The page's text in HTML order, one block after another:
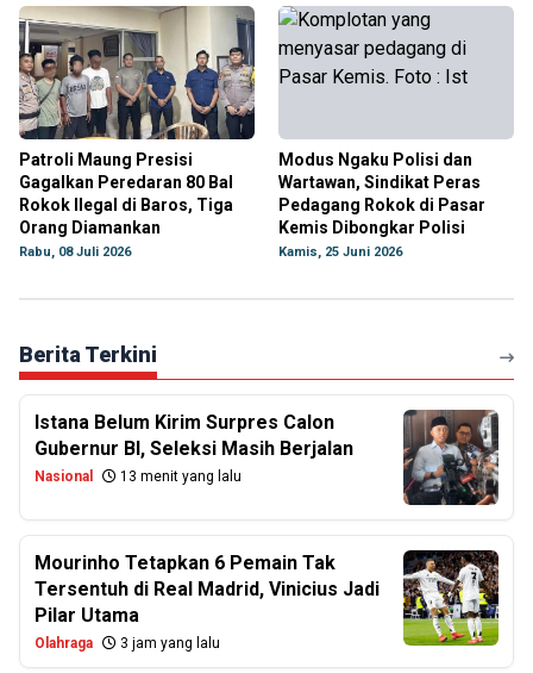
Patroli Maung Presisi
Gagalkan Peredaran 80 Bal
Rokok Ilegal di Baros, Tiga
Orang Diamankan
Rabu, 08 Juli 2026
Modus Ngaku Polisi dan
Wartawan, Sindikat Peras
Pedagang Rokok di Pasar
Kemis Dibongkar Polisi
Kamis, 25 Juni 2026
Berita Terkini
Istana Belum Kirim Surpres Calon
Gubernur BI, Seleksi Masih Berjalan
Nasional 13 menit yang lalu
Mourinho Tetapkan 6 Pemain Tak
Tersentuh di Real Madrid, Vinicius Jadi
Pilar Utama
Olahraga 3 jam yang lalu